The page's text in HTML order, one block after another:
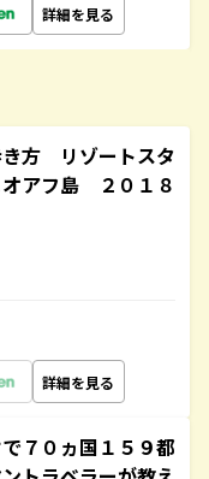
詳細を見る
方 リゾートスタ
アフ島 ２０１８
詳細を見る
７０ヵ国１５９都